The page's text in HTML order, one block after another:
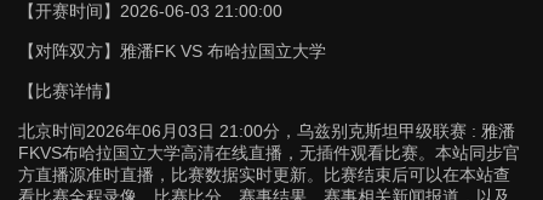
【开赛时间】 2026-06-03 21:00:00
【对阵双方】 雅潘FK VS 布哈拉国立大学
【比赛详情】
北京时间2026年06月03日 21:00分，乌兹别克斯坦甲级联赛 : 雅潘
FKVS布哈拉国立大学高清在线直播，无插件观看比赛。本站同步官
方直播源准时直播，比赛数据实时更新。比赛结束后可以在本站查